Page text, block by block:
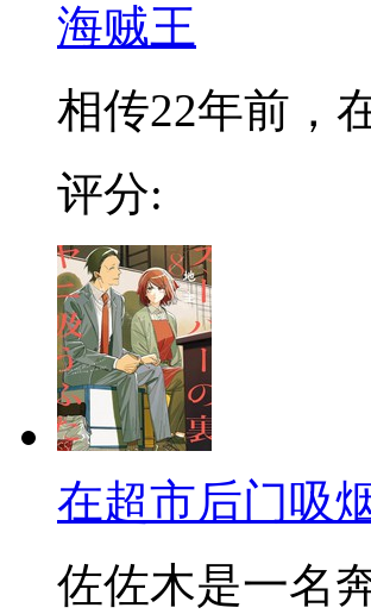
海贼王
相传22年前，
评分:
在超市后门吸
佐佐木是一名